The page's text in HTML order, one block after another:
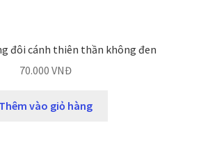
đôi cánh thiên thần không đen
70.000 VNĐ
Thêm vào giỏ hàng